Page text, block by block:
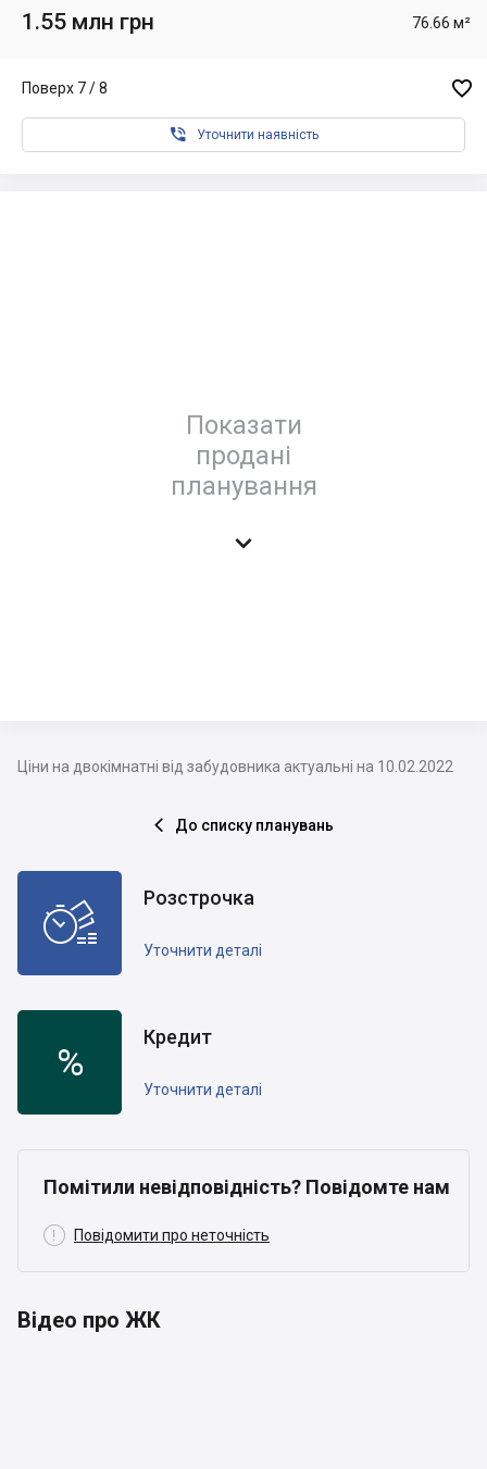
1.55 млн грн 76.66 м²
Поверх 7 / 8 
 Уточнити наявність
Показати
продані
планування

Ціни на двокімнатні від забудовника актуальні на 10.02.2022
 До списку планувань

Розстрочка
Уточнити деталі
%
Кредит
Уточнити деталі
Помітили невідповідність? Повідомте нам
 Повідомити про неточність
Відео про ЖК